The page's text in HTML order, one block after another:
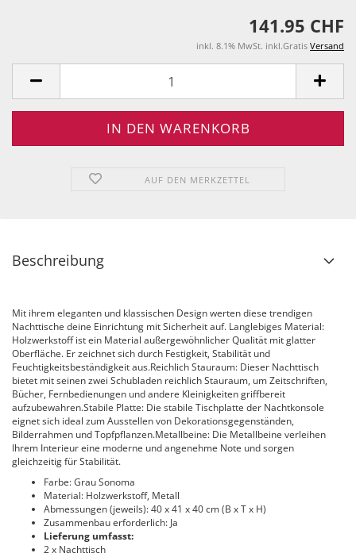
141.95 CHF
inkl. 8.1% MwSt. inkl.Gratis Versand
AUF DEN MERKZETTEL
Beschreibung
Mit ihrem eleganten und klassischen Design werten diese trendigen
Nachttische deine Einrichtung mit Sicherheit auf. Langlebiges Material:
Holzwerkstoff ist ein Material außergewöhnlicher Qualität mit glatter
Oberfläche. Er zeichnet sich durch Festigkeit, Stabilität und
Feuchtigkeitsbeständigkeit aus.Reichlich Stauraum: Dieser Nachttisch
bietet mit seinen zwei Schubladen reichlich Stauraum, um Zeitschriften,
Bücher, Fernbedienungen und andere Kleinigkeiten griffbereit
aufzubewahren.Stabile Platte: Die stabile Tischplatte der Nachtkonsole
eignet sich ideal zum Ausstellen von Dekorationsgegenständen,
Bilderrahmen und Topfpflanzen.Metallbeine: Die Metallbeine verleihen
Ihrem Interieur eine moderne und angenehme Note und sorgen
gleichzeitig für Stabilität.
Farbe: Grau Sonoma
Material: Holzwerkstoff, Metall
Abmessungen (jeweils): 40 x 41 x 40 cm (B x T x H)
Zusammenbau erforderlich: Ja
Lieferung umfasst:
2 x Nachttisch